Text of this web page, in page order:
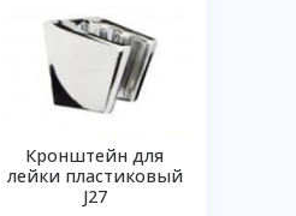
Кронштейн для
лейки пластиковый
J27